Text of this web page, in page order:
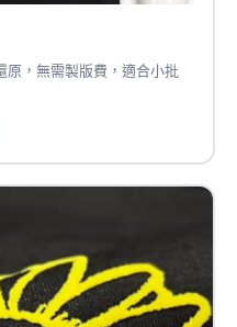
，無需製版費，適合小批